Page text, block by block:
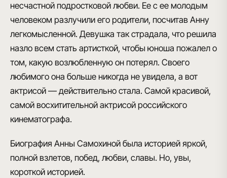
несчастной подростковой любви. Ее с ее молодым
человеком разлучили его родители, посчитав Анну
легкомысленной. Девушка так страдала, что решила
назло всем стать артисткой, чтобы юноша пожалел о
том, какую возлюбленную он потерял. Своего
любимого она больше никогда не увидела, а вот
актрисой — действительно стала. Самой красивой,
самой восхитительной актрисой российского
кинематографа.
Биография Анны Самохиной была историей яркой,
полной взлетов, побед, любви, славы. Но, увы,
короткой историей.